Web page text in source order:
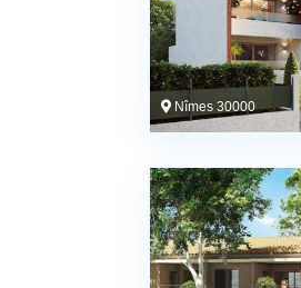
Nîmes 30000